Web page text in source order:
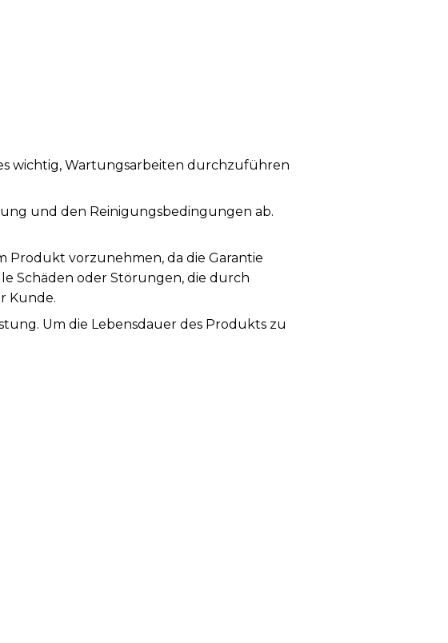
wichtig, Wartungsarbeiten durchzuführen
und den Reinigungsbedingungen ab.
Produkt vorzunehmen, da die Garantie
Schäden oder Störungen, die durch
Kunde.
Um die Lebensdauer des Produkts zu